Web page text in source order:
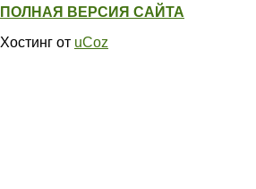
ПОЛНАЯ ВЕРСИЯ САЙТА
Хостинг от uCoz